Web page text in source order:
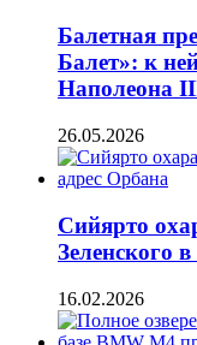
Балетная
Балет»: к
Наполеона
26.05.2026
Сийярто
Зеленского
16.02.2026